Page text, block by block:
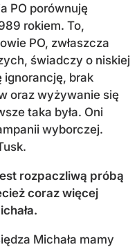
PO porównuję
rokiem. To,
PO, zwłaszcza
świadczy o niskiej
ignorancję, brak
oraz wyżywanie się
taka była. Oni
wyborczej.
rozpaczliwą próbą
coraz więcej
Michała mamy